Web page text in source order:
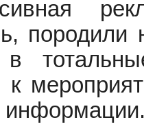
породили
в
к